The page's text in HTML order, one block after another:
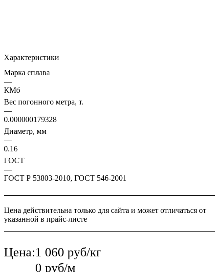
Характеристики
Марка сплава
—
КМб
Вес погонного метра, т.
—
0.000000179328
Диаметр, мм
—
0.16
ГОСТ
—
ГОСТ Р 53803-2010, ГОСТ 546-2001
Цена действительна только для сайта и может отличаться от
указанной в прайс-листе
Цена:1 060 руб/кг
0 руб/м